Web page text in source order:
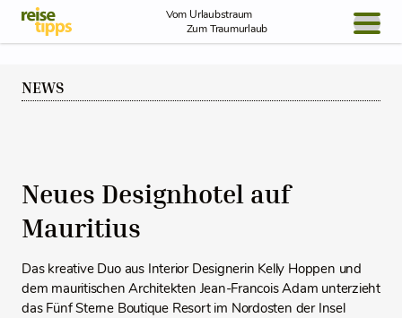
Skip to Content
Vom Urlaubstraum
Zum Traumurlaub
NEWS
Neues Designhotel auf
Mauritius
Das kreative Duo aus Interior Designerin Kelly Hoppen und
dem mauritischen Architekten Jean-Francois Adam unterzieht
das Fünf Sterne Boutique Resort im Nordosten der Insel